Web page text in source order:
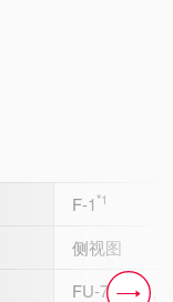
F-1*1
侧视图
FU-77V/77